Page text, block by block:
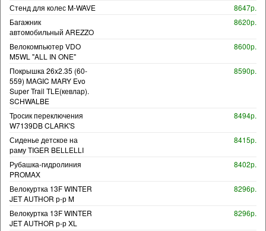
Стенд для колес M-WAVE
8647р.
Багажник
автомобильный AREZZO
8620р.
Велокомпьютер VDO
M5WL "ALL IN ONE"
8600р.
Покрышка 26x2.35 (60-
559) MAGIC MARY Evo
Super Trail TLE(кевлар).
SCHWALBE
8590р.
Тросик переключения
W7139DB CLARK'S
8494р.
Сиденье детское на
раму TIGER BELLELLI
8415р.
Рубашка-гидролиния
PROMAX
8402р.
Велокуртка 13F WINTER
JET AUTHOR р-р M
8296р.
Велокуртка 13F WINTER
JET AUTHOR р-р XL
8296р.